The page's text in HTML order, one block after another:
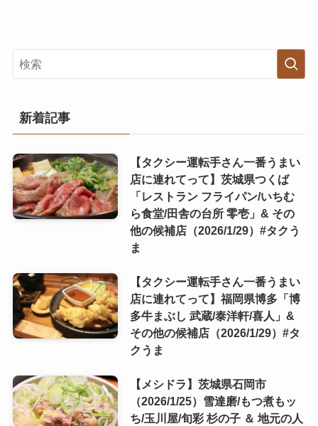
新着記事
【タクシー運転手さん一番うまい
店に連れてって】茨城県つくば
「レストラン フライパン/いちむ
ら食堂/田舎の台所 零壱」& その
他の候補店（2026/1/29）#タクう
ま
【タクシー運転手さん一番うまい
店に連れてって】福岡県博多「博
多牛まぶし 武蔵/泰洋軒/喜人」&
その他の候補店（2026/1/29）#タ
クうま
【メシドラ】茨城県石岡市
（2026/1/25）雪達磨/もつ煮もッ
ち/玉川屋/旬彩 杉の子 ＆ 地元の人